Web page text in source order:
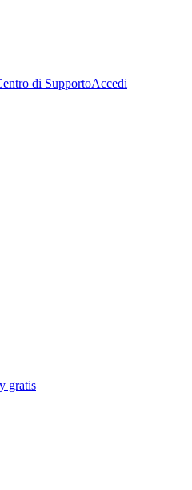
di SupportoAccedi
gratis